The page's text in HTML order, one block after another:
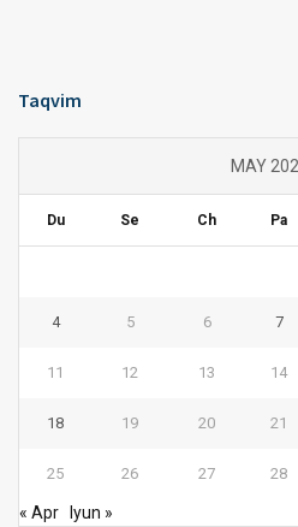
Taqvim
MAY
Du Se Ch Pa
4 5 6 7
11 12 13 14
18 19 20 21
25 26 27 28
« Apr Iyun »